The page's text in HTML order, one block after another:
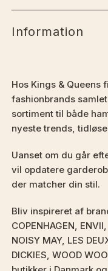
Information
Hos Kings &
fashionbrands
sortiment til både
nyeste trends,
Uanset om du går
vil opdatere
der matcher din stil.
Bliv inspireret af
COPENHAGEN, ENVII,
NOISY MAY, LES
DICKIES, WOOD